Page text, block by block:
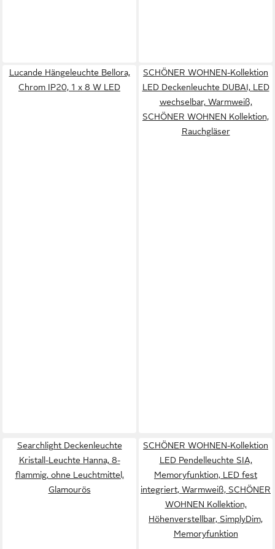
Lucande Hängeleuchte Bellora,
Chrom IP20, 1 x 8 W LED
SCHÖNER WOHNEN-Kollektion
LED Deckenleuchte DUBAI, LED
wechselbar, Warmweiß,
SCHÖNER WOHNEN Kollektion,
Rauchgläser
Searchlight Deckenleuchte
Kristall-Leuchte Hanna, 8-
flammig, ohne Leuchtmittel,
Glamourös
SCHÖNER WOHNEN-Kollektion
LED Pendelleuchte SIA,
Memoryfunktion, LED fest
integriert, Warmweiß, SCHÖNER
WOHNEN Kollektion,
Höhenverstellbar, SimplyDim,
Memoryfunktion